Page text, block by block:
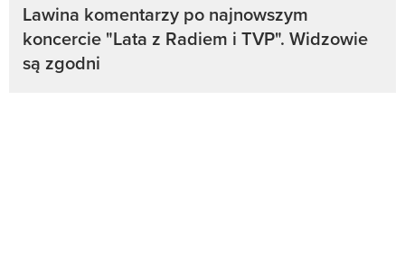
Lawina komentarzy po najnowszym
koncercie "Lata z Radiem i TVP". Widzowie
są zgodni